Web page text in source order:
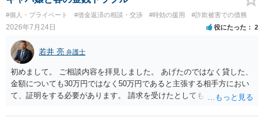
#個人・プライベート #借金返済の相談・交渉 #時効の援用 #詐欺被害での債務
2026年7月24日 役にたった 2
若井 亮 弁護士
初めまして。 ご相談内容を拝見しました。 あげたのではなく貸した、
金額についても30万円ではなく50万円であると主張する相手方におい
て、証明をする必要があります。 請求を受けたとしても、もらったも
れることになるでしょう。 請求があるまでは、こちらからアクション